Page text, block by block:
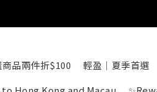
品兩件折$100 輕盈｜夏季首選